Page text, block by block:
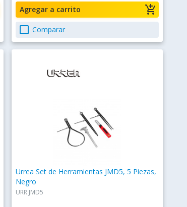
add_shopping_cart
Agregar a carrito
check_box_outline_blank Comparar
Urrea Set de Herramientas JMD5, 5 Piezas,
Negro
URR JMD5